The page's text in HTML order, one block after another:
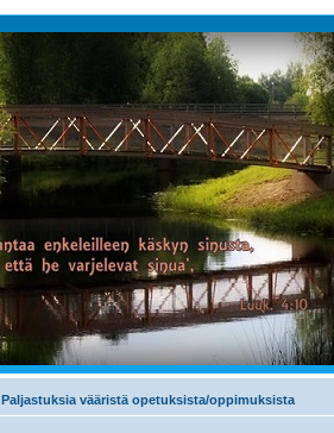
Paljastuksia vääristä opetuksista/oppimuksista